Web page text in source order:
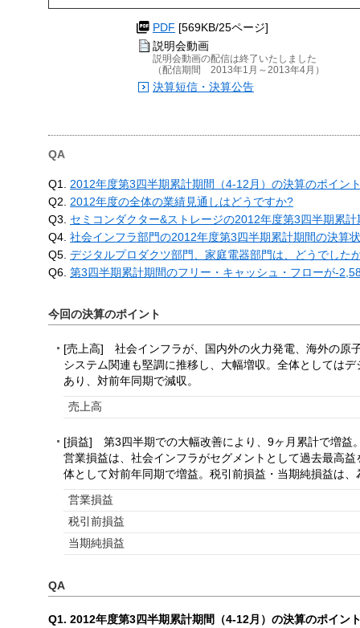
PDF [569KB/25ページ]
説明会動画
説明会動画の配信は終了いたしました
（配信期間 2013年1月～2013年4月）
決算短信・決算公告
QA
Q1. 2012年度第3四半期累計期間（4-12月）の決算のポイン
Q2. 2012年度の全体の業績見通しはどうですか?
Q3. セミコンダクター&ストレージの2012年度第3四半期累
Q4. 社会インフラ部門の2012年度第3四半期累計期間の決算
Q5. デジタルプロダクツ部門、家庭電器部門は、どうでした
Q6. 第3四半期累計期間のフリー・キャッシュ・フローが-
今回の決算のポイント
[売上高] 社会インフラが、国内外の火力発電、海外の原
システム関連も堅調に推移し、大幅増収。全体としては
あり、対前年同期で減収。
売上高
[損益] 第3四半期での大幅改善により、9ヶ月累計で増益
営業損益は、社会インフラがセグメントとして過去最高
体として対前年同期で増益。税引前損益・当期純損益は
営業損益
税引前損益
当期純損益
QA
Q1. 2012年度第3四半期累計期間（4-12月）の決算のポイン